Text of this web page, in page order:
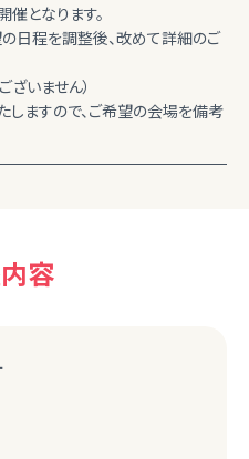
となります。
日程を調整後、改めて詳細のご
いません）
ますので、ご希望の会場を備考
容